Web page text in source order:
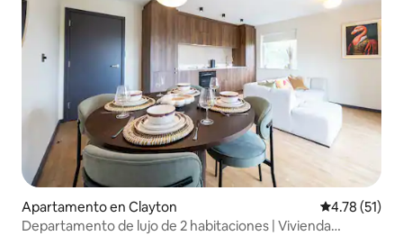
Apartamento en Clayton Calificación
4.78 (51)
Departamento de lujo de 2 habitaciones | Vivienda